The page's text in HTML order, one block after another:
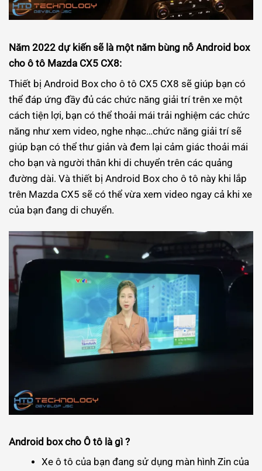
Năm 2022 dự kiến sẽ là một năm bùng nỗ Android box
cho ô tô Mazda CX5 CX8:
Thiết bị Android Box cho ô tô CX5 CX8 sẽ giúp bạn có
thể đáp ứng đầy đủ các chức năng giải trí trên xe một
cách tiện lợi, bạn có thể thoải mái trải nghiệm các chức
năng như xem video, nghe nhạc…chức năng giải trí sẽ
giúp bạn có thể thư giản và đem lại cảm giác thoải mái
cho bạn và người thân khi di chuyển trên các quảng
đường dài. Và thiết bị Android Box cho ô tô này khi lắp
trên Mazda CX5 sẽ có thể vừa xem video ngay cả khi xe
của bạn đang di chuyển.
Android box cho Ô tô là gì ?
Xe ô tô của bạn đang sử dụng màn hình Zin của